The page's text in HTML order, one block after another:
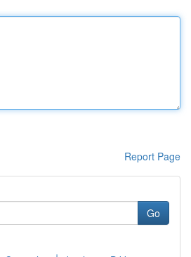
Report Page
Go